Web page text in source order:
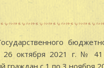
октября 2021 г. № 41
граждан с 1 по 3 ноября